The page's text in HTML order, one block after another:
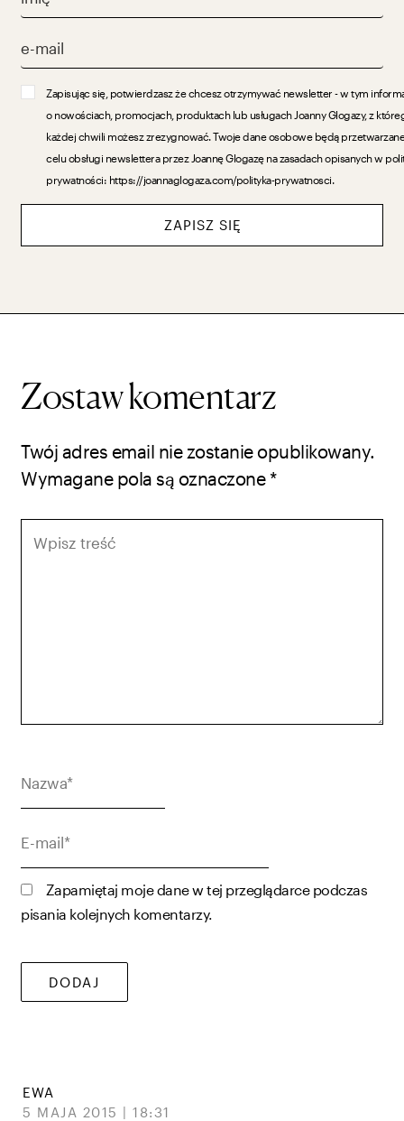
Zapisując się, potwierdzasz że chcesz otrzymywać newsletter - w tym
o nowościach, promocjach, produktach lub usługach Joanny Glogazy, z
każdej chwili możesz zrezygnować. Twoje dane osobowe będą
celu obsługi newslettera przez Joannę Glogazę na zasadach opisanych w
prywatności: https://joannaglogaza.com/polityka-prywatnosci.
ZAPISZ SIĘ
EWA
5 MAJA 2015 | 18:31
Zostaw komentarz
Twój adres email nie zostanie opublikowany.
Wymagane pola są oznaczone *
treść
mail*
Zapamiętaj moje dane w tej przeglądarce podczas
pisania kolejnych komentarzy.